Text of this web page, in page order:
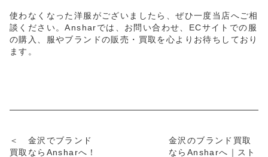
使わなくなった洋服がございましたら、ぜひ一度当店へご相
談ください。Ansharでは、お問い合わせ、ECサイトでの服
の購入、服やブランドの販売・買取を心よりお待ちしており
ます。
＜ 金沢でブランド
買取ならAnsharへ！
金沢のブランド買取
ならAnsharへ｜スト